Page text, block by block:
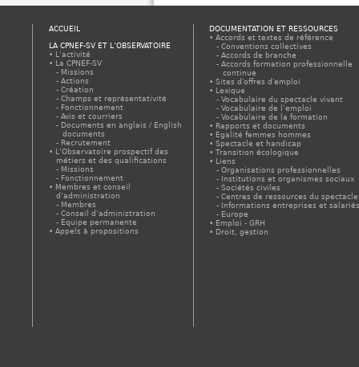
ACCUEIL
LA CPNEF-SV ET L’OBSERVATOIRE
L’activité
La CPNEF-SV
Missions
Actions
Création
Champs et représentativité
Fonctionnement
Avis et courriers
Documents en anglais / English
documents
Recrutement
L’Observatoire prospectif des
métiers et des qualifications
Missions
Fonctionnement
Membres et conseil
d’administration
Membres
Conseil d’administration
Équipe permanente
Appels à propositions
DOCUMENTATION ET RESSOURCES
Accords et textes de référence
Conventions collectives
Accords de branche
Accords formation professionnelle
continue
Sites d'offres d'emploi
Lexique
Vocabulaire du spectacle vivant
Vocabulaire de l’emploi
Vocabulaire de la formation
Rapports et documents
Egalité femmes hommes
Spectacle et handicap
Transition écologique
Liens
Organisations professionnelles
Institutions et organismes sociaux
Sociétés civiles
Centres de ressources du spectacle
Informations entreprises et
Europe
Emploi - GRH
Droit, gestion